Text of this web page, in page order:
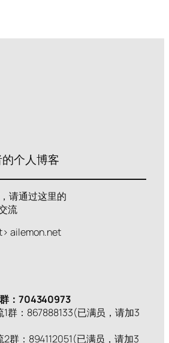
个人博客
请通过这里的
流
ailemon.net
：704340973
1群：867888133(已满员，请加3
群：894112051(已满员，请加3